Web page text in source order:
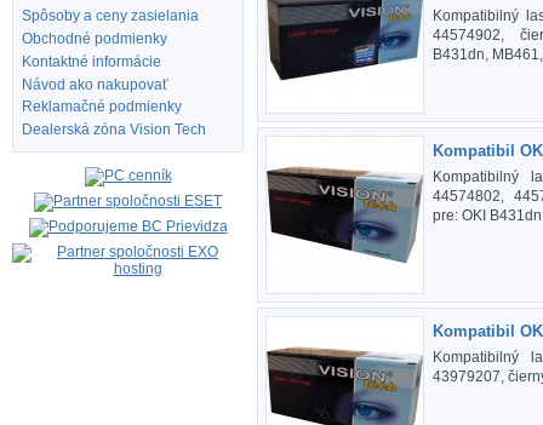
Spôsoby a ceny zasielania
Obchodné podmienky
Kontaktné informácie
Návod ako nakupovať
Reklamačné podmienky
Dealerská zóna Vision Tech
Kompatibilný
44574902,
B431dn,
Kompatibil
Kompatibilný
44574802,
pre: OKI
Kompatibil
Kompatibilný
43979207,